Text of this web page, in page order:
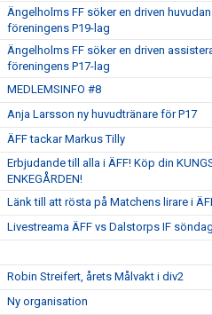
Ängelholms FF söker en driven
föreningens P19-lag
Ängelholms FF söker en driven
föreningens P17-lag
MEDLEMSINFO #8
Anja Larsson ny huvudtränare för P17
ÄFF tackar Markus Tilly
Erbjudande till alla i ÄFF! Köp din
ENKEGÅRDEN!
Länk till att rösta på Matchens lirare i
Livestreama ÄFF vs Dalstorps IF
Robin Streifert, årets Målvakt i div2
Ny organisation